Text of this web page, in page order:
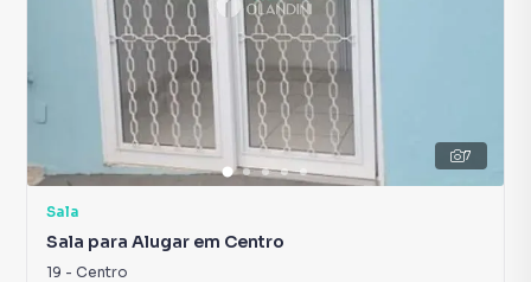
7
Sala
Sala para Alugar em Centro
19 - Centro